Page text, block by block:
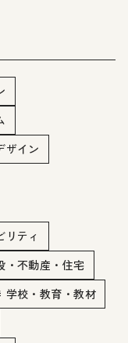
ザイン
ティ
・不動産・住宅
学校・教育・教材